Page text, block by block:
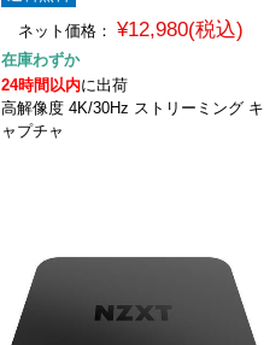
ネット価格：
¥12,980(税込)
在庫わずか
24時間以内に出荷
高解像度 4K/30Hz ストリーミング キ
ャプチャ